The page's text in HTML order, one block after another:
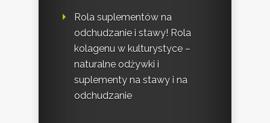
Rola suplementów na
odchudzanie i stawy! Rola
kolagenu w kulturystyce –
naturalne odżywki i
suplementy na stawy i na
odchudzanie